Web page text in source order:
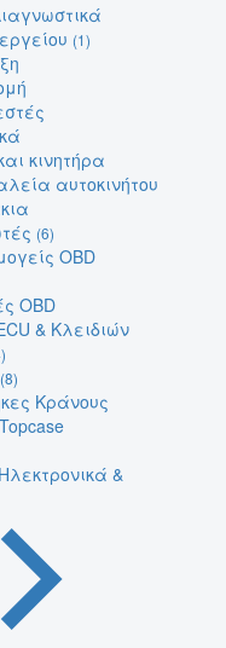
(1)
κινητήρα
αυτοκινήτου
(6)
OBD
OBD
& Κλειδιών
(8)
Κράνους
Ηλεκτρονικά &